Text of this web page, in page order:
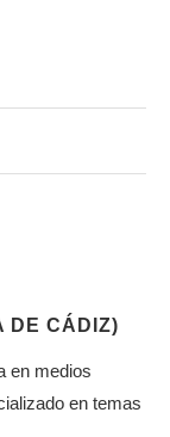
DE CÁDIZ)
en medios
en temas